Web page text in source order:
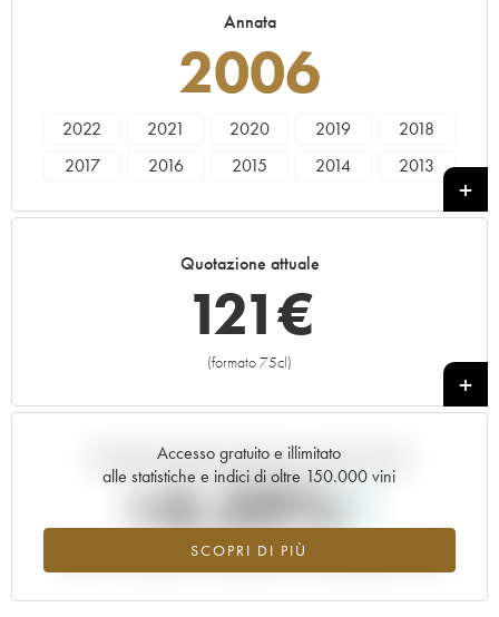
Annata
2006
2022 2021 2020 2019
2018
2017
2016 2015 2014
2013
Quotazione attuale
121€
(formato 75cl)
+
Accesso gratuito e illimitato
alle statistiche e indici di oltre 150.000 vini
SCOPRI DI PIÙ
Andamento della quotazione in tempo reale
+4.39%
Valore in aumento per l'annata 2006 nel 2026 rispetto al 2025